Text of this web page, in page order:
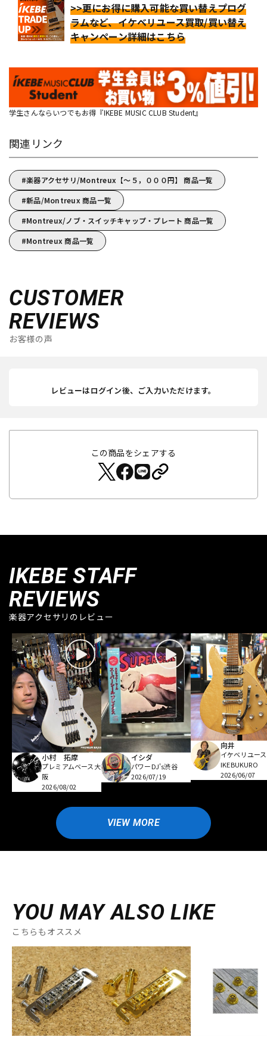
>>更にお得に購入可能な買い替えプログ
ラムなど、イケベリユース買取/買い替え
キャンペーン詳細はこちら
学生さんならいつでもお得『IKEBE MUSIC CLUB Student』
関連リンク
楽器アクセサリ/Montreux【～５，０００円】 商品一覧
新品/Montreux 商品一覧
Montreux/ノブ・スイッチキャップ・プレート 商品一覧
Montreux 商品一覧
CUSTOMER
REVIEWS
お客様の声
レビューはログイン後、ご入力いただけます。
この商品をシェアする
IKEBE STAFF
REVIEWS
楽器アクセサリのレビュー
小村 拓摩
プレミアムベース大
阪
2026/08/02
イシダ
パワーDJ's渋谷
2026/07/19
向井
イケベリユース
IKEBUKURO
2026/06/07
VIEW MORE
YOU MAY ALSO LIKE
こちらもオススメ